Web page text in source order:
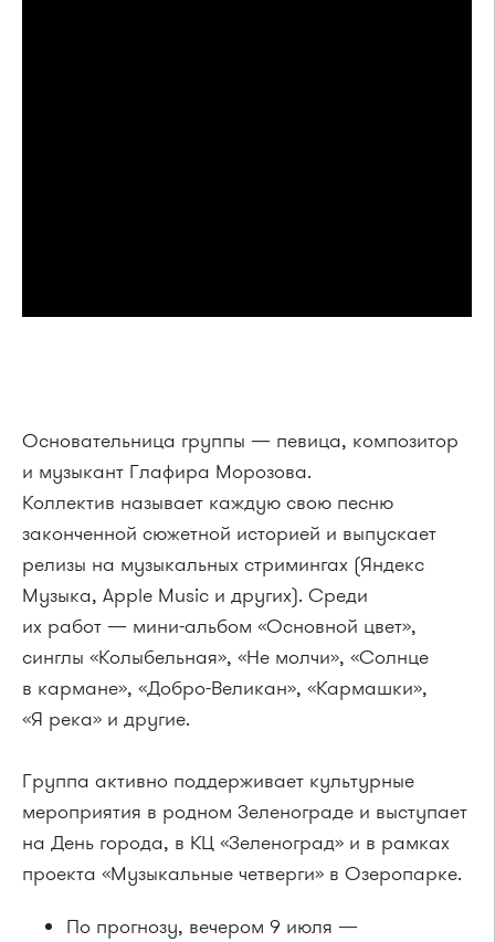
Основательница группы — певица, композитор
и музыкант Глафира Морозова.
Коллектив называет каждую свою песню
законченной сюжетной историей и выпускает
релизы на музыкальных стримингах (Яндекс
Музыка, Apple Music и других). Среди
их работ — мини-альбом «Основной цвет»,
синглы «Колыбельная», «Не молчи», «Солнце
в кармане», «Добро-Великан», «Кармашки»,
«Я река» и другие.
Группа активно поддерживает культурные
мероприятия в родном Зеленограде и выступает
на День города, в КЦ «Зеленоград» и в рамках
проекта «Музыкальные четверги» в Озеропарке.
По прогнозу, вечером 9 июля —